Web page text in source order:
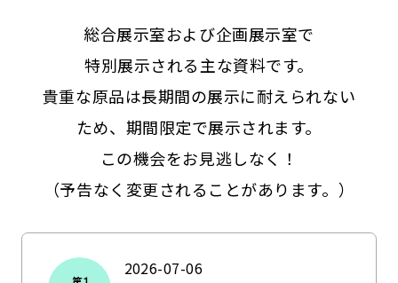
総合展示室および企画展示室で
特別展示される主な資料です。
貴重な原品は長期間の展示に耐えられない
ため、期間限定で展示されます。
この機会をお見逃しなく！
（予告なく変更されることがあります。）
2026-07-06